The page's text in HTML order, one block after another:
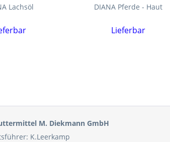
Lachsöl DIANA Pferde - Haut
Lieferbar
M. Diekmann GmbH
K.Leerkamp